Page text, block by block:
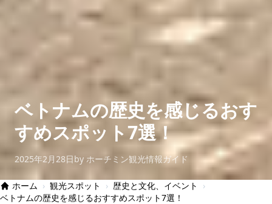
ベトナムの歴史を感じるおす
すめスポット7選！
2025年2月28日by ホーチミン観光情報ガイド
ホーム › 観光スポット › 歴史と文化、イベント
›
ベトナムの歴史を感じるおすすめスポット7選！